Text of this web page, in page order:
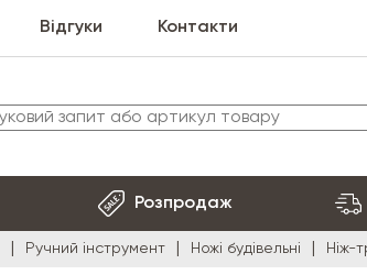
Відгуки Контакти
Розпродаж
Ручний інструмент Ножі будівельні Ніж-